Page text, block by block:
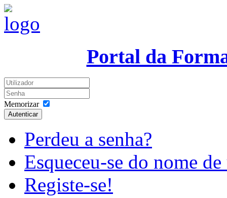
Portal da
Memorizar
Autenticar
Perdeu a senha?
Esqueceu-se do nome
Registe-se!